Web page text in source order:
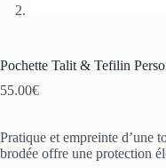
Pochette Talit & Tefilin
55.00€
Pratique et empreinte d’une
brodée offre une protection